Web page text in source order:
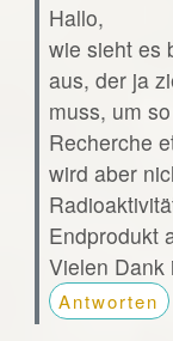
Hallo,
wie sieht es
aus, der ja
muss, um
Recherche
wird aber
Endprodukt
Vielen Dank
Antworten